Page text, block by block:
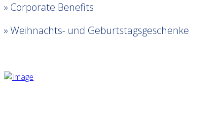
» Corporate Benefits
» Weihnachts- und Geburtstagsgeschenke